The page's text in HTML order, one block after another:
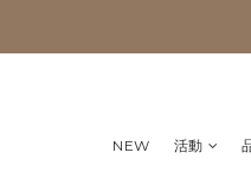
NEW 活動